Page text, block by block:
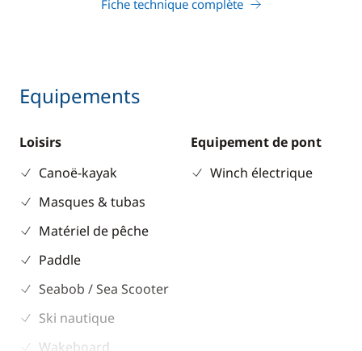
Fiche technique complète
Equipements
Loisirs
Canoë-kayak
Masques & tubas
Matériel de pêche
Paddle
Seabob / Sea Scooter
Ski nautique
Wakeboard
Equipement de pont
Winch électrique